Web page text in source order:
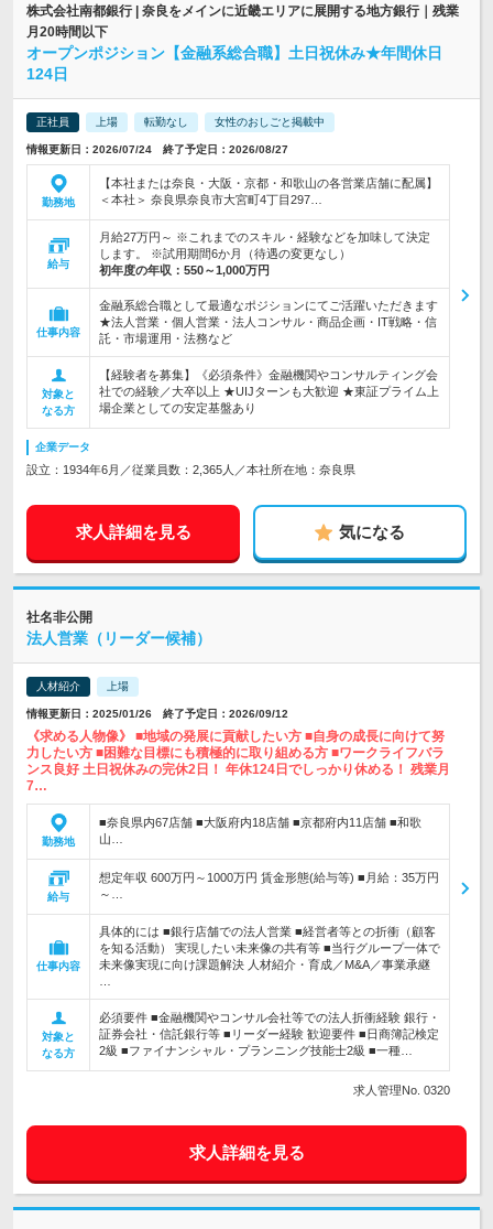
株式会社南都銀行 | 奈良をメインに近畿エリアに展開する地方銀行｜残業
月20時間以下
オープンポジション【金融系総合職】土日祝休み★年間休日
124日
正社員 上場 転勤なし 女性のおしごと掲載中
情報更新日：2026/07/24 終了予定日：2026/08/27
勤務地
【本社または奈良・大阪・京都・和歌山の各営業店舗に配属】
＜本社＞ 奈良県奈良市大宮町4丁目297…
給与
月給27万円～ ※これまでのスキル・経験などを加味して決定
します。 ※試用期間6か月（待遇の変更なし）
初年度の年収： 550～1,000万円
仕事内容
金融系総合職として最適なポジションにてご活躍いただきます
★法人営業・個人営業・法人コンサル・商品企画・IT戦略・信
託・市場運用・法務など
対象と
なる方
【経験者を募集】《必須条件》金融機関やコンサルティング会
社での経験／大卒以上 ★UIJターンも大歓迎 ★東証プライム上
場企業としての安定基盤あり
企業データ
設立：1934年6月／従業員数：2,365人／本社所在地：奈良県
求人詳細を見る 気になる
社名非公開
法人営業（リーダー候補）
人材紹介 上場
情報更新日：2025/01/26 終了予定日：2026/09/12
《求める人物像》 ■地域の発展に貢献したい方 ■自身の成長に向けて努
力したい方 ■困難な目標にも積極的に取り組める方 ■ワークライフバラ
ンス良好 土日祝休みの完休2日！ 年休124日でしっかり休める！ 残業月
7…
勤務地
■奈良県内67店舗 ■大阪府内18店舗 ■京都府内11店舗 ■和歌
山…
給与
想定年収 600万円～1000万円 賃金形態(給与等) ■月給：35万円
～…
仕事内容
具体的には ■銀行店舗での法人営業 ■経営者等との折衝（顧客
を知る活動） 実現したい未来像の共有等 ■当行グループ一体で
未来像実現に向け課題解決 人材紹介・育成／M&A／事業承継
対象と
なる方
必須要件 ■金融機関やコンサル会社等での法人折衝経験 銀行・
証券会社・信託銀行等 ■リーダー経験 歓迎要件 ■日商簿記検定
2級 ■ファイナンシャル・プランニング技能士2級 ■一種…
求人管理No. 0320
求人詳細を見る